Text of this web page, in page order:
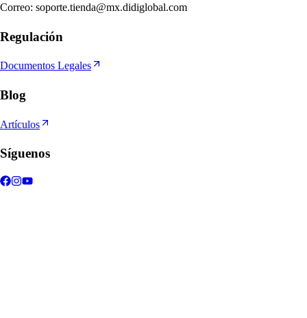
Correo: soporte.tienda@mx.didiglobal.com
Regulación
Documentos Legales
Blog
Artículos
Síguenos